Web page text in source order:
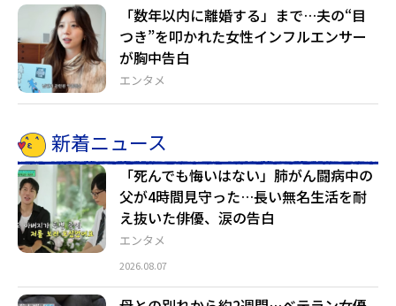
エンタメ
「数年以内に離婚する」まで…夫の“目
つき”を叩かれた女性インフルエンサー
が胸中告白
新着ニュース
エンタメ
「死んでも悔いはない」肺がん闘病中の
父が4時間見守った…長い無名生活を耐
え抜いた俳優、涙の告白
2026.08.07